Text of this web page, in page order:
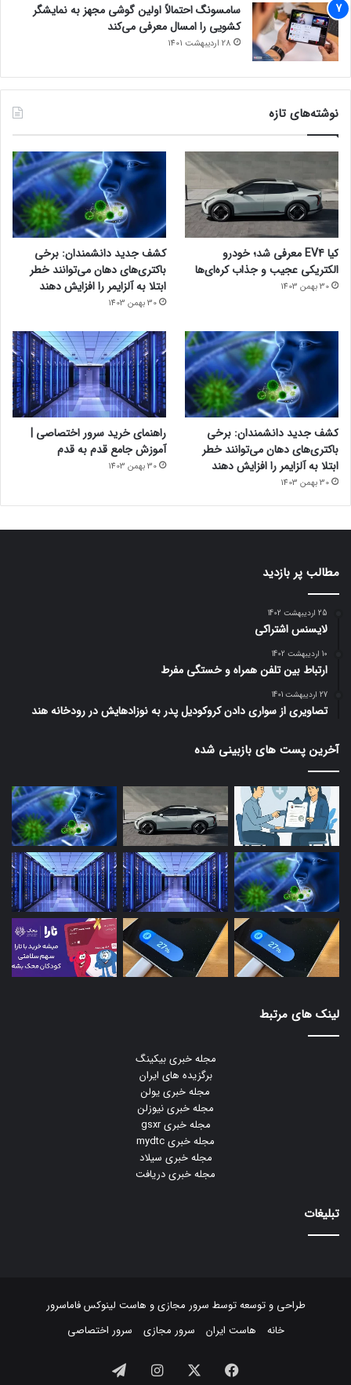
سامسونگ احتمالاً اولین گوشی مجهز به نمایشگر
کشویی را امسال معرفی می‌کند
28 اردیبهشت 1401
نوشته‌های تازه
کیا EV4 معرفی شد؛ خودرو
الکتریکی عجیب و جذاب کره‌ای‌ها
30 بهمن 1403
کشف جدید دانشمندان: برخی
باکتری‌های دهان می‌توانند خطر
ابتلا به آلزایمر را افزایش دهند
30 بهمن 1403
کشف جدید دانشمندان: برخی
باکتری‌های دهان می‌توانند خطر
ابتلا به آلزایمر را افزایش دهند
30 بهمن 1403
راهنمای خرید سرور اختصاصی |
آموزش جامع قدم به قدم
30 بهمن 1403
مطالب پر بازدید
25 اردیبهشت 1402
لایسنس اشتراکی
10 اردیبهشت 1402
ارتباط بین تلفن همراه و خستگی مفرط
27 اردیبهشت 1401
تصاویری از سواری دادن کروکودیل پدر به نوزادهایش در رودخانه هند
آخرین پست های بازبینی شده
لینک های مرتبط
مجله خبری بیکینگ
برگزیده های ایران
مجله خبری یولن
مجله خبری نیوزلن
مجله خبری gsxr
مجله خبری mydtc
مجله خبری سیلاد
مجله خبری دریافت
تبلیغات
طراحی و توسعه توسط سرور مجازیو هاست لینوکسفاماسرور
خانه
هاست ایران سرور مجازی سرور اختصاصی
فیسبوک ایکس اینستاگرام